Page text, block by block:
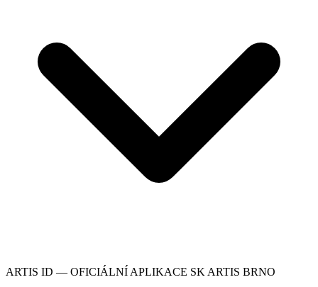
ARTIS ID — OFICIÁLNÍ APLIKACE SK ARTIS BRNO